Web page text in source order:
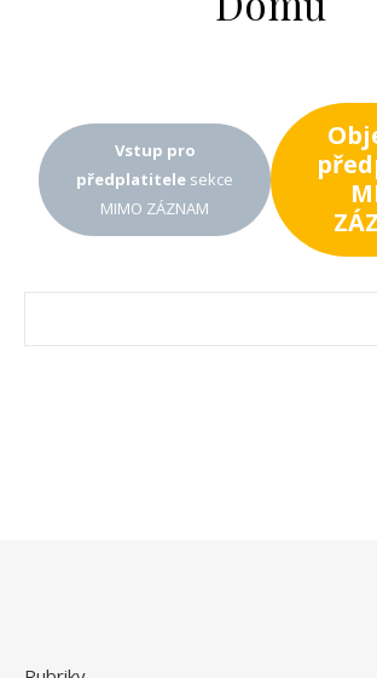
Vstup pro
předplatitele sekce
MIMO ZÁZNAM